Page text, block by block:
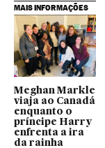
MAIS INFORMAÇÕES
Meghan Markle
viaja ao Canadá
enquanto o
príncipe Harry
enfrenta a ira
da rainha